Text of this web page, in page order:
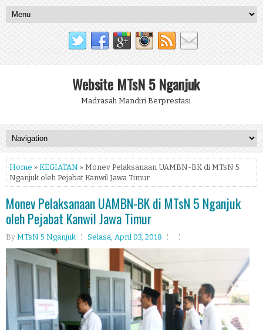
Website MTsN 5 Nganjuk
Madrasah Mandiri Berprestasi
Home » KEGIATAN » Monev Pelaksanaan UAMBN-BK di MTsN 5
Nganjuk oleh Pejabat Kanwil Jawa Timur
Monev Pelaksanaan UAMBN-BK di MTsN 5 Nganjuk
oleh Pejabat Kanwil Jawa Timur
By MTsN 5 Nganjuk Selasa, April 03, 2018